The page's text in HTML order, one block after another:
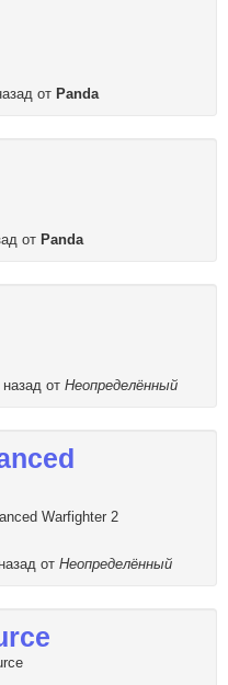
от Panda
от Panda
от Неопределённый
Warfighter 2
от Неопределённый